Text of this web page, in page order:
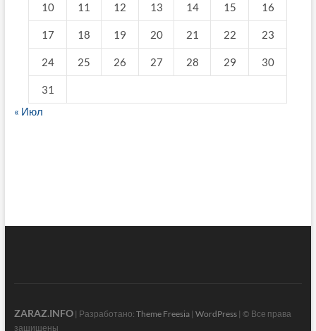
10 11 12 13 14 15 16
17 18 19 20 21 22 23
24 25 26 27 28 29 30
31
« Июл
ZARAZ.INFO| Разработано: Theme Freesia| WordPress| © Все права
защищены